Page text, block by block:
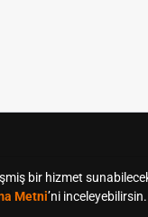
Saklıdır.